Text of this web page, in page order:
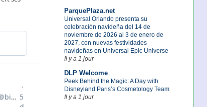
ParquePlaza.net
Universal Orlando presenta su
celebración navideña del 14 de
noviembre de 2026 al 3 de enero de
2027, con nuevas festividades
navideñas en Universal Epic Universe
Il y a 1 jour
DLP Welcome
Peek Behind the Magic: A Day with
Disneyland Paris’s Cosmetology Team
Il y a 1 jour